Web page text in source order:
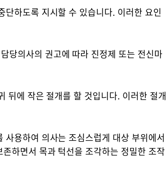
하도록 지시할 수 있습니다. 이러한 요인
당의사의 권고에 따라 진정제 또는 전신마
뒤에 작은 절개를 할 것입니다. 이러한 절개
용하여 의사는 조심스럽게 대상 부위에서
하면서 목과 턱선을 조각하는 정밀한 조작